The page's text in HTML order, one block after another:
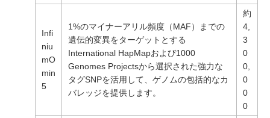
Infi
niu
mO
min
5
1%のマイナーアリル頻度（MAF）までの
遺伝的変異をターゲットとする
International HapMapおよび1000
Genomes Projectsから選択された強力な
タグSNPを活用して、ゲノムの包括的なカ
バレッジを提供します。
約
4,
3
0
0,
0
0
0